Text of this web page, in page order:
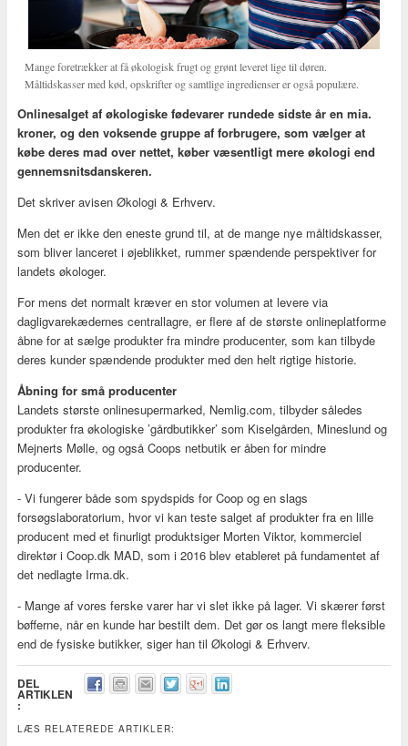
Mange foretrækker at få økologisk frugt og grønt leveret lige til døren.
Måltidskasser med kød, opskrifter og samtlige ingredienser er også populære.
Onlinesalget af økologiske fødevarer rundede sidste år en mia.
kroner, og den voksende gruppe af forbrugere, som vælger at
købe deres mad over nettet, køber væsentligt mere økologi end
gennemsnitsdanskeren.
Det skriver avisen Økologi & Erhverv.
Men det er ikke den eneste grund til, at de mange nye måltidskasser,
som bliver lanceret i øjeblikket, rummer spændende perspektiver for
landets økologer.
For mens det normalt kræver en stor volumen at levere via
dagligvarekædernes centrallagre, er flere af de største onlineplatforme
åbne for at sælge produkter fra mindre producenter, som kan tilbyde
deres kunder spændende produkter med den helt rigtige historie.
Åbning for små producenter
Landets største onlinesupermarked, Nemlig.com, tilbyder således
produkter fra økologiske ’gårdbutikker’ som Kiselgården, Mineslund og
Mejnerts Mølle, og også Coops netbutik er åben for mindre
producenter.
- Vi fungerer både som spydspids for Coop og en slags
forsøgslaboratorium, hvor vi kan teste salget af produkter fra en lille
producent med et finurligt produktsiger Morten Viktor, kommerciel
direktør i Coop.dk MAD, som i 2016 blev etableret på fundamentet af
det nedlagte Irma.dk.
- Mange af vores ferske varer har vi slet ikke på lager. Vi skærer først
bøfferne, når en kunde har bestilt dem. Det gør os langt mere fleksible
end de fysiske butikker, siger han til Økologi & Erhverv.
DEL
ARTIKLEN
:
LÆS RELATEREDE ARTIKLER: